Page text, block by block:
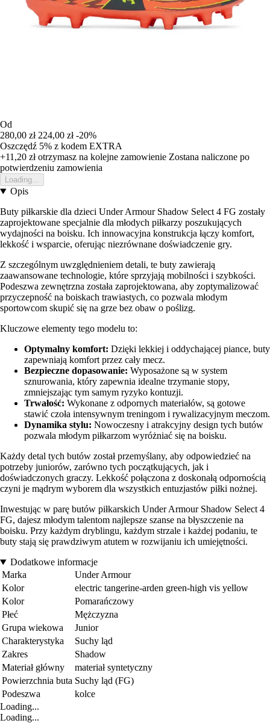
Od
280,00 zł 224,00 zł -20%
Oszczędź 5% z kodem EXTRA
+11,20 złotrzymasz na kolejne zamowienie Zostana naliczone po
potwierdzeniu zamowienia
Loading...
Opis
Buty piłkarskie dla dzieci Under Armour Shadow Select 4 FG zostały
zaprojektowane specjalnie dla młodych piłkarzy poszukujących
wydajności na boisku. Ich innowacyjna konstrukcja łączy komfort,
lekkość i wsparcie, oferując niezrównane doświadczenie gry.
Z szczególnym uwzględnieniem detali, te buty zawierają
zaawansowane technologie, które sprzyjają mobilności i szybkości.
Podeszwa zewnętrzna została zaprojektowana, aby zoptymalizować
przyczepność na boiskach trawiastych, co pozwala młodym
sportowcom skupić się na grze bez obaw o poślizg.
Kluczowe elementy tego modelu to:
Optymalny komfort: Dzięki lekkiej i oddychającej piance, buty
zapewniają komfort przez cały mecz.
Bezpieczne dopasowanie: Wyposażone są w system
sznurowania, który zapewnia idealne trzymanie stopy,
zmniejszając tym samym ryzyko kontuzji.
Trwałość: Wykonane z odpornych materiałów, są gotowe
stawić czoła intensywnym treningom i rywalizacyjnym meczom.
Dynamika stylu: Nowoczesny i atrakcyjny design tych butów
pozwala młodym piłkarzom wyróżniać się na boisku.
Każdy detal tych butów został przemyślany, aby odpowiedzieć na
potrzeby juniorów, zarówno tych początkujących, jak i
doświadczonych graczy. Lekkość połączona z doskonałą odpornością
czyni je mądrym wyborem dla wszystkich entuzjastów piłki nożnej.
Inwestując w parę butów piłkarskich Under Armour Shadow Select 4
FG, dajesz młodym talentom najlepsze szanse na błyszczenie na
boisku. Przy każdym dryblingu, każdym strzale i każdej podaniu, te
buty stają się prawdziwym atutem w rozwijaniu ich umiejętności.
Dodatkowe informacje
Marka
Under Armour
Kolor
electric tangerine-arden green-high vis yellow
Kolor
Pomarańczowy
Płeć
Mężczyzna
Grupa wiekowa
Junior
Charakterystyka
Suchy ląd
Zakres
Shadow
Materiał główny
materiał syntetyczny
Powierzchnia buta Suchy ląd (FG)
Podeszwa
kolce
Loading...
Loading...